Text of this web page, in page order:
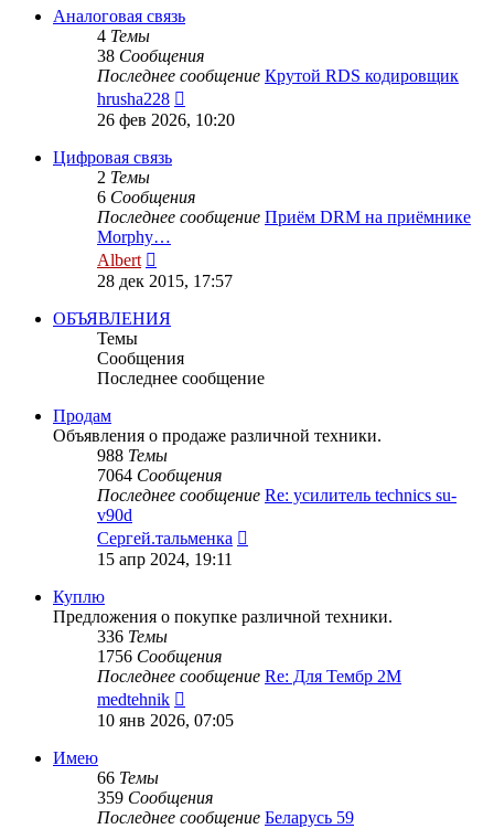
Аналоговая связь
4 Темы
38 Сообщения
Последнее сообщение Крутой RDS кодировщик
hrusha228
к
26 фев 2026, 10:20
Цифровая связь
2 Темы
6 Сообщения
Последнее сообщение Приём DRM на приёмнике
Morphy…
Albert
к
сообщению
28 дек 2015, 17:57
ОБЪЯВЛЕНИЯ
Темы
Сообщения
Последнее сообщение
Продам
Объявления о продаже различной техники.
988 Темы
7064 Сообщения
Последнее сообщение Re: усилитель technics su-
v90d
Сергей.тальменка
15 апр 2024, 19:11
Куплю
Предложения о покупке различной техники.
336 Темы
1756 Сообщения
Последнее сообщение Re: Для Тембр 2М
medtehnik
к
10 янв 2026, 07:05
Имею
66 Темы
359 Сообщения
Последнее сообщение Беларусь 59